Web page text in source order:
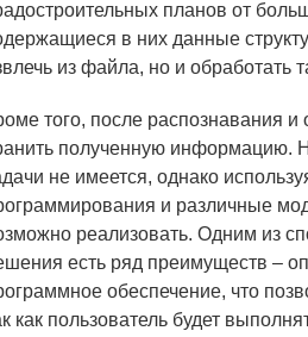
планов от
в них данные
из файла, но и обработать
того, после распознавания
полученную информацию.
не имеется, однако
и различные
реализовать. Одним из
есть ряд преимуществ –
обеспечение, что
как пользователь будет